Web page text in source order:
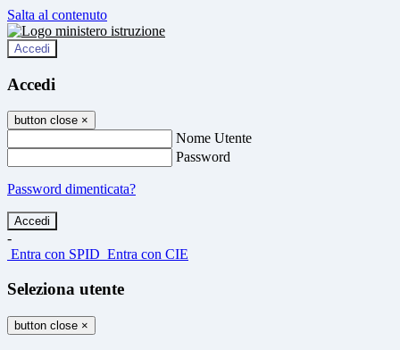
Salta al contenuto
Accedi
Accedi
button close ×
Nome Utente
Password
Password dimenticata?
-
Entra con SPID Entra con CIE
Seleziona utente
button close ×